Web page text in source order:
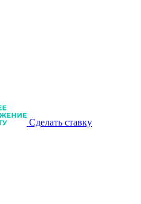
Сделать ставку